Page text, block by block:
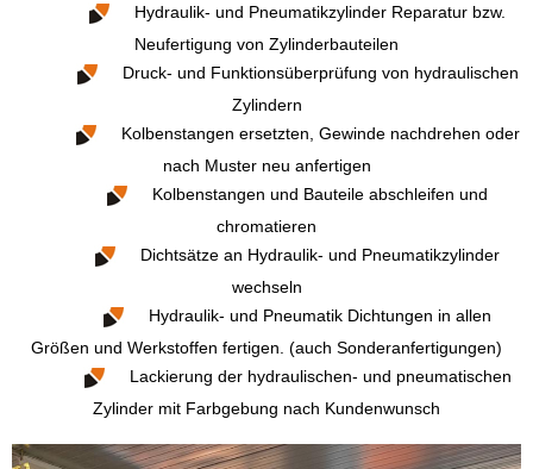
Hydraulik- und Pneumatikzylinder Reparatur bzw.
Neufertigung von Zylinderbauteilen
Druck- und Funktionsüberprüfung von hydraulischen
Zylindern
Kolbenstangen ersetzten, Gewinde nachdrehen oder
nach Muster neu anfertigen
Kolbenstangen und Bauteile abschleifen und
chromatieren
Dichtsätze an Hydraulik- und Pneumatikzylinder
wechseln
Hydraulik- und Pneumatik Dichtungen in allen
Größen und Werkstoffen fertigen. (auch Sonderanfertigungen)
Lackierung der hydraulischen- und pneumatischen
Zylinder mit Farbgebung nach Kundenwunsch